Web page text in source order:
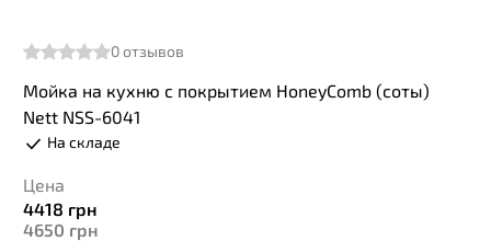
0отзывов
Мойка на кухню с покрытием HoneyComb (соты)
Nett NSS-6041
На складе
Цена
4418 грн
4650 грн